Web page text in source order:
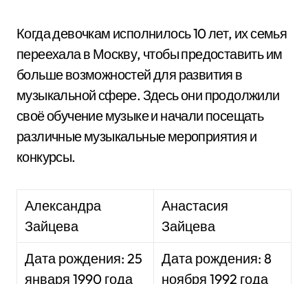
Когда девочкам исполнилось 10 лет, их семья
переехала в Москву, чтобы предоставить им
больше возможностей для развития в
музыкальной сфере. Здесь они продолжили
своё обучение музыке и начали посещать
различные музыкальные мероприятия и
конкурсы.
Александра
Зайцева
Анастасия
Зайцева
Дата рождения: 25
января 1990 года
Дата рождения: 8
ноября 1992 года